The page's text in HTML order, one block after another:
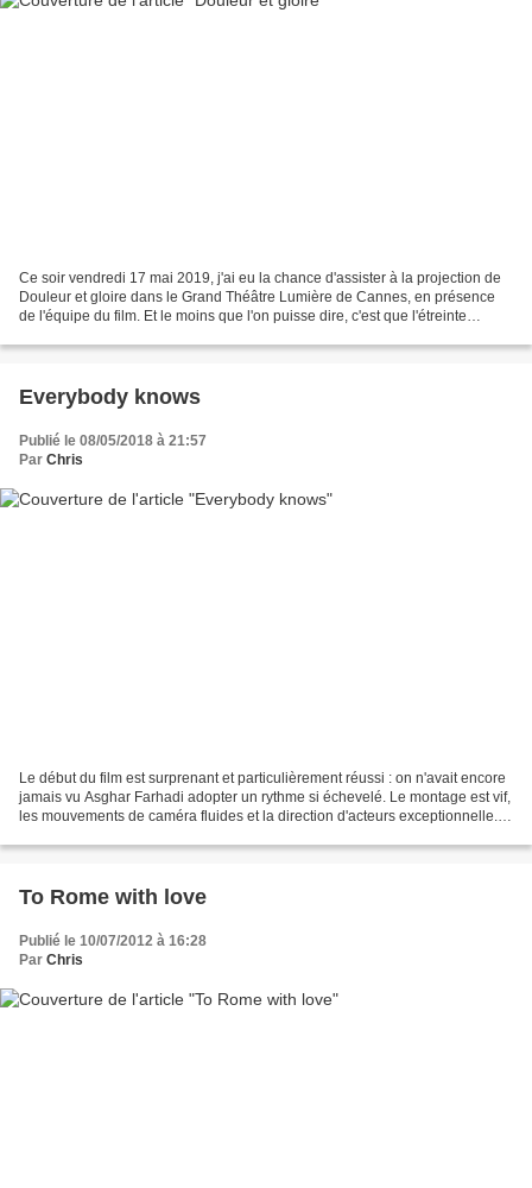
Ce soir vendredi 17 mai 2019, j'ai eu la chance d'assister à la projection de
Douleur et gloire dans le Grand Théâtre Lumière de Cannes, en présence
de l'équipe du film. Et le moins que l'on puisse dire, c'est que l'étreinte
Everybody knows
Publié le 08/05/2018 à 21:57
Par Chris
Le début du film est surprenant et particulièrement réussi : on n'avait encore
jamais vu Asghar Farhadi adopter un rythme si échevelé. Le montage est vif,
les mouvements de caméra fluides et la direction d'acteurs exceptionnelle.
To Rome with love
Publié le 10/07/2012 à 16:28
Par Chris